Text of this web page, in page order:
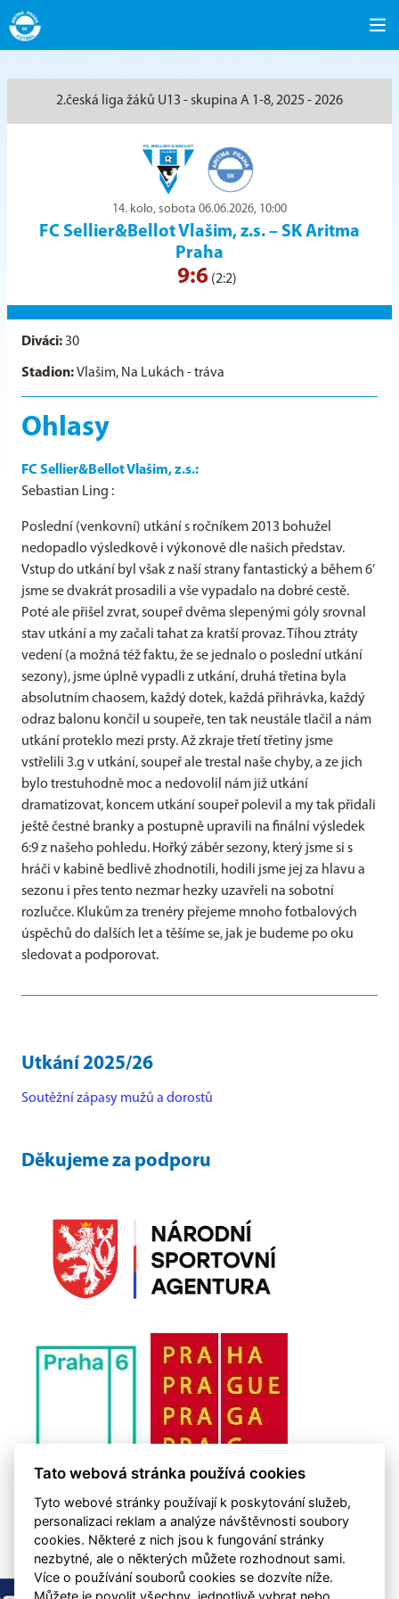
2.česká liga žáků U13 - skupina A 1-8, 2025 - 2026
14. kolo, sobota 06.06.2026, 10:00
FC Sellier&Bellot Vlašim, z.s. – SK Aritma
Praha
9:6 (2:2)
Diváci: 30
Stadion:Vlašim, Na Lukách - tráva
Ohlasy
FC Sellier&Bellot Vlašim, z.s.:
Sebastian Ling :
Poslední (venkovní) utkání s ročníkem 2013 bohužel
nedopadlo výsledkově i výkonově dle našich představ.
Vstup do utkání byl však z naší strany fantastický a během 6’
jsme se dvakrát prosadili a vše vypadalo na dobré cestě.
Poté ale přišel zvrat, soupeř dvěma slepenými góly srovnal
stav utkání a my začali tahat za kratší provaz. Tíhou ztráty
vedení (a možná též faktu, že se jednalo o poslední utkání
sezony), jsme úplně vypadli z utkání, druhá třetina byla
absolutním chaosem, každý dotek, každá přihrávka, každý
odraz balonu končil u soupeře, ten tak neustále tlačil a nám
utkání proteklo mezi prsty. Až zkraje třetí třetiny jsme
vstřelili 3.g v utkání, soupeř ale trestal naše chyby, a ze jich
bylo trestuhodně moc a nedovolil nám již utkání
dramatizovat, koncem utkání soupeř polevil a my tak přidali
ještě čestné branky a postupně upravili na finální výsledek
6:9 z našeho pohledu. Hořký záběr sezony, který jsme si s
hráči v kabině bedlivě zhodnotili, hodili jsme jej za hlavu a
sezonu i přes tento nezmar hezky uzavřeli na sobotní
rozlučce. Klukům za trenéry přejeme mnoho fotbalových
úspěchů do dalších let a těšíme se, jak je budeme po oku
sledovat a podporovat.
Utkání 2025/26
Soutěžní zápasy mužů a dorostů
Děkujeme za podporu
Tato webová stránka používá cookies
Tyto webové stránky používají k poskytování služeb,
personalizaci reklam a analýze návštěvnosti soubory
cookies. Některé z nich jsou k fungování stránky
nezbytné, ale o některých můžete rozhodnout sami.
Více o používání souborů cookies se dozvíte níže.
Můžete je povolit všechny, jednotlivě vybrat nebo